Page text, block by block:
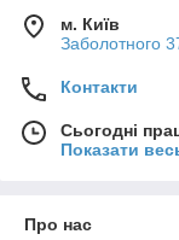
м. Київ
Заболотного
Контакти
Сьогодні
Показати
Про нас